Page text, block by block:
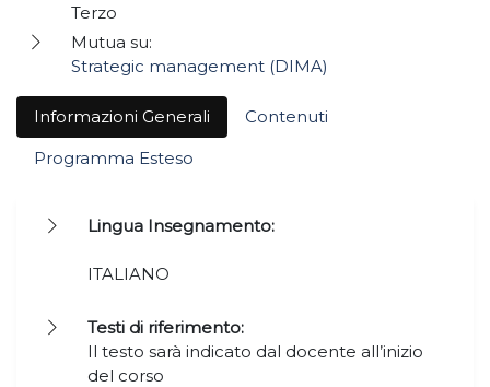
Informazioni Generali
Contenuti
Programma Esteso
Lingua Insegnamento:
ITALIANO
Testi di riferimento:
Il testo sarà indicato dal docente all’inizio
del corso
Terzo
Mutua su:
Strategic management (DIMA)